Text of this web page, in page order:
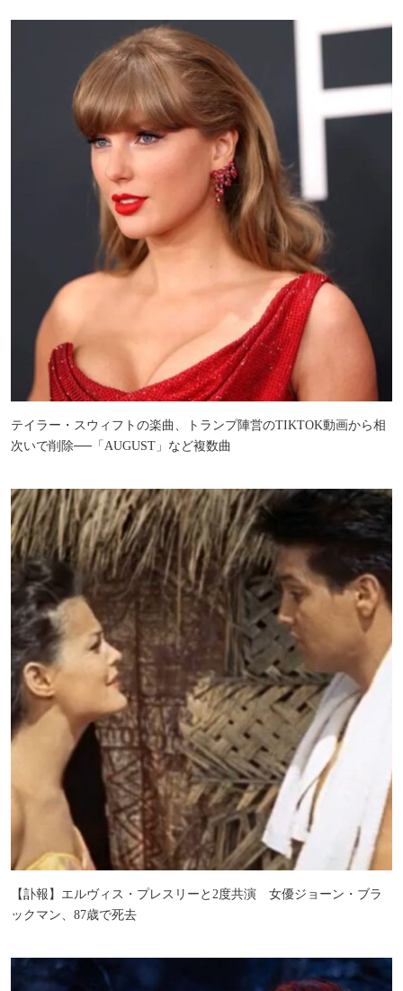
テイラー・スウィフトの楽曲、トランプ陣営のTIKTOK動画から相
次いで削除──「AUGUST」など複数曲
【訃報】エルヴィス・プレスリーと2度共演 女優ジョーン・ブラ
ックマン、87歳で死去